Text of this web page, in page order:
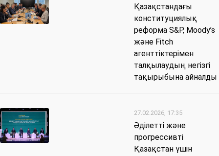
Қазақстандағы
конституциялық
реформа S&P, Moody’s
және Fitch
агенттіктерімен
талқылаудың негізгі
тақырыбына айналды
27.02.2026, 17:35
Әділетті және
прогрессивті
Қазақстан үшін